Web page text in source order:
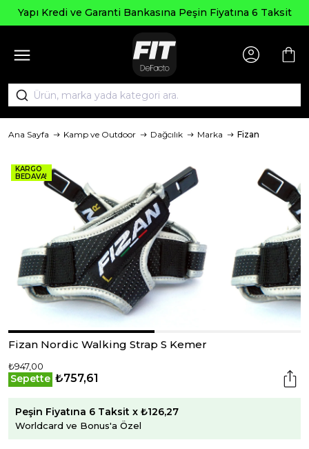
Yapı Kredi ve Garanti Bankasına Peşin Fiyatına 6 Taksit
Ana Sayfa Kamp ve Outdoor Dağcılık Marka Fizan
KARGO
BEDAVA!
Fizan Nordic Walking Strap S Kemer
₺947,00
Sepette ₺757,61
Peşin Fiyatına 6 Taksit x ₺126,27
Worldcard ve Bonus'a Özel